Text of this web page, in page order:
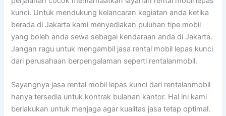
kunci. Untuk mendukung kelancaran kegiatan anda ketika
berada di Jakarta kami menyediakan puluhan tipe mobil
yang boleh anda sewa sebagai kendaraan anda di Jakarta.
Jangan ragu untuk mengambil jasa rental mobil lepas kunci
dari perusahaan berpengalaman seperti rentalanmobil.
Sayangnya jasa rental mobil lepas kunci dari rentalanmobil
hanya tersedia untuk kontrak bulanan kantor. Hal ini kami
berlakukan untuk menjaga agar kualitas jasa tetap optimal.